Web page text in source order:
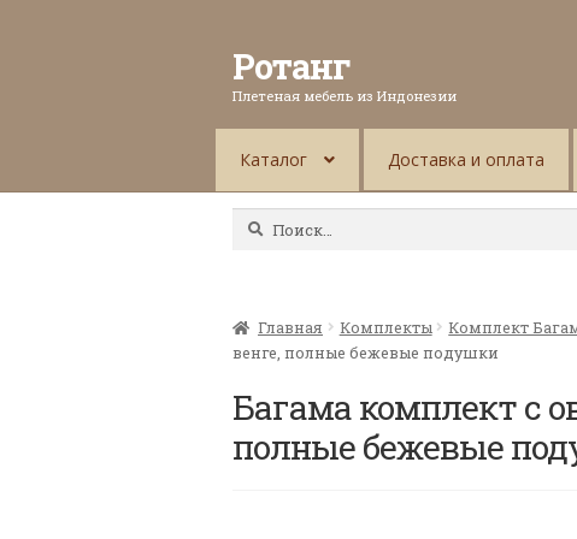
Ротанг
Плетеная мебель из Индонезии
Каталог Доставка и оплата
Найти:
Главная Комплекты Комплект
венге, полные бежевые подушки
Багама комплект с
полные бежевые